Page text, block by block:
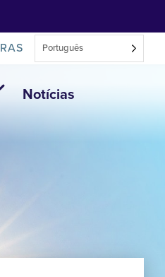
Português
Notícias